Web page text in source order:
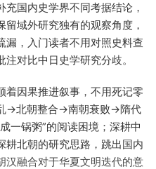
国内史学界不同考据结论，
域外研究独有的观察角度，
漏，入门读者不用对照史料查
对比中日史学研究分歧。
着因果推进叙事，不用死记零
→北朝整合→南朝衰败→隋代
一锅粥”的阅读困境；深耕中
耕北朝的研究思路，跳出国内
汉融合对于华夏文明迭代的意